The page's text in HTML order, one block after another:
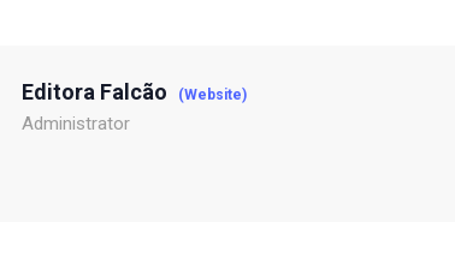
Editora Falcão (Website)
Administrator